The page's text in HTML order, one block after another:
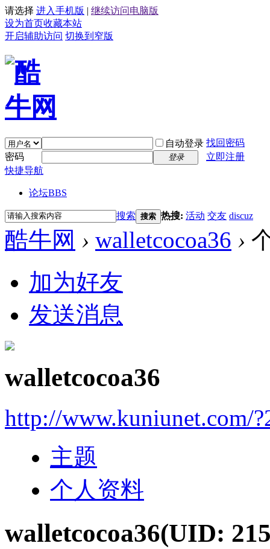
请选择 进入手机版 | 继续访问电脑版
设为首页收藏本站
开启辅助访问 切换到窄版
自动登录 找回密码
密码
登录
立即注册
快捷导航
论坛BBS
搜索 搜索 热搜: 活动 交友 discuz
酷牛网 › walletcocoa36 ›
加为好友
发送消息
walletcocoa36
http://www.kuniunet.com/
主题
个人资料
walletcocoa36(UID: